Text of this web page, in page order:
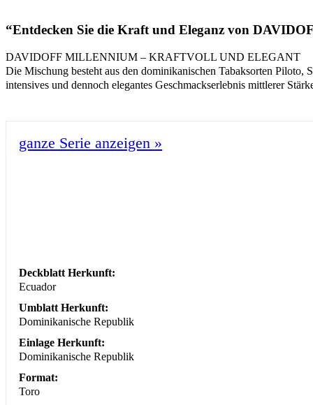
ganze Serie anzeigen »
Deckblatt Herkunft:
Ecuador
Umblatt Herkunft:
Dominikanische Republik
Einlage Herkunft:
Dominikanische Republik
Format:
Toro
“Entdecken Sie die Kraft und Eleganz von
DAVIDOFF MILLENNIUM – KRAFTVOLL UND ELEGANT
Die Mischung besteht aus den dominikanischen Tabaksorten Piloto,
intensives und dennoch elegantes Geschmackserlebnis mittlerer